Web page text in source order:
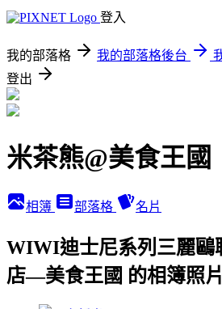
登入
我的部落格 我的部落格後台
登出
米茶熊@美食王國
相簿 部落格 名片
WIWI迪士尼系列三麗鷗
店—美食王國 的相簿照片